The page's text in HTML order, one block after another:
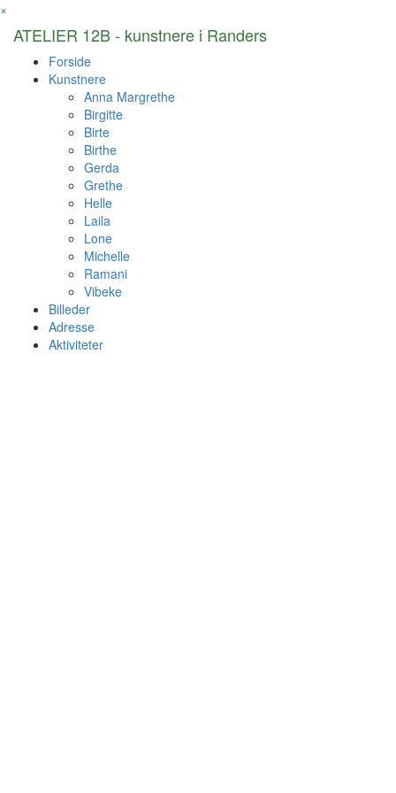
×
ATELIER 12B - kunstnere i Randers
Forside
Kunstnere
Anna Margrethe
Birgitte
Birte
Birthe
Gerda
Grethe
Helle
Laila
Lone
Michelle
Ramani
Vibeke
Billeder
Adresse
Aktiviteter